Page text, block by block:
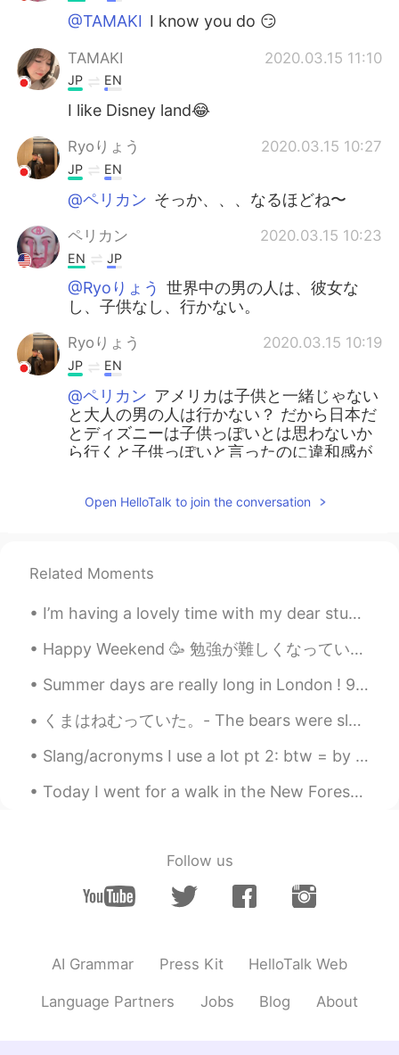
@TAMAKI I know you do 😏
TAMAKI 2020.03.15 11:10
JP EN
I like Disney land😂
Ryoりょう 2020.03.15 10:27
JP EN
@ペリカン そっか、、、なるほどね〜
ペリカン 2020.03.15 10:23
EN JP
@Ryoりょう 世界中の男の人は、彼女な
し、子供なし、行かない。
Ryoりょう 2020.03.15 10:19
JP EN
@ペリカン アメリカは子供と一緒じゃない
と大人の男の人は行かない？ だから日本だ
とディズニーは子供っぽいとは思わないか
ら行くと子供っぽいと言ったのに違和感が
@ペリカン子どもを何回もディズニーラン
と思うよ（笑）でも、大人で結婚してない
うなると大人の方がたくさん行くことが出
EN JP
@Ryoりょううーん。客観しです。ディズ
対に行きたくない。女の人は子供っぽいな
@ペリカン
それはAbiがディズニーを子供
性に対しての考え方はなる程って思う！😁
ペリカン 2020.03.15 10:04
Open HelloTalk to join the conversation
Related Moments
I’m having a lovely time with my dear students learning with me at my house! I welcome them to my...
Happy Weekend 🥳 勉強が難しくなっています。私の発音を助けてください。🙏🏽😓 「きもち」と「きぶん」の違いは何ですか？🤔 Can you tell where my pen ra...
Summer days are really long in London ! 9:45pm yesterday and still daylight ! Oxford street We...
くまはねむっていた。- The bears were sleeping. 🐻 My travel journal continues (summer trip to Yellowstone)....
Slang/acronyms I use a lot pt 2: btw = by the way （ちなみに） idk = i don’t know（わからない） deadass = ser...
Today I went for a walk in the New Forest 🌳 There are lots of wild horses and cows so I took my c...
Follow us
AI Grammar Press Kit HelloTalk Web
Language Partners Jobs Blog About